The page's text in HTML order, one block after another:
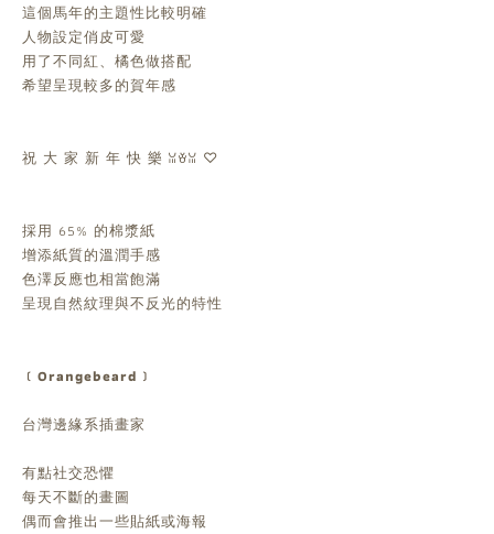
這個馬年的主題性比較明確
人物設定俏皮可愛
用了不同紅、橘色做搭配
希望呈現較多的賀年感
祝 大 家 新 年 快 樂 ꈍꈊꈍ ♡
採用 65% 的棉漿紙
增添紙質的溫潤手感
色澤反應也相當飽滿
呈現自然紋理與不反光的特性
﹝Orangebeard﹞
台灣邊緣系插畫家
有點社交恐懼
每天不斷的畫圖
偶而會推出一些貼紙或海報